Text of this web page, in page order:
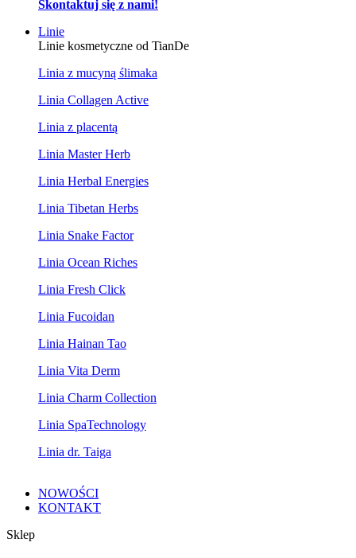
Skontaktuj się z nami!
Linie
Linie kosmetyczne od TianDe
Linia z mucyną ślimaka
Linia Collagen Active
Linia z placentą
Linia Master Herb
Linia Herbal Energies
Linia Tibetan Herbs
Linia Snake Factor
Linia Ocean Riches
Linia Fresh Click
Linia Fucoidan
Linia Hainan Tao
Linia Vita Derm
Linia Charm Collection
Linia SpaTechnology
Linia dr. Taiga
NOWOŚCI
KONTAKT
Sklep